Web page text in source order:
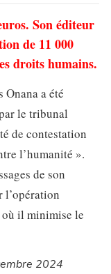
Son éditeur
de 11 000
droits humains.
a été
le tribunal
de contestation
l’humanité ».
de son
l’opération
où il minimise le
2024